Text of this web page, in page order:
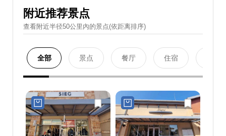
附近推荐景点
查看附近半径50公里內的景点(依距离排序)
全部 景点 餐厅 住宿